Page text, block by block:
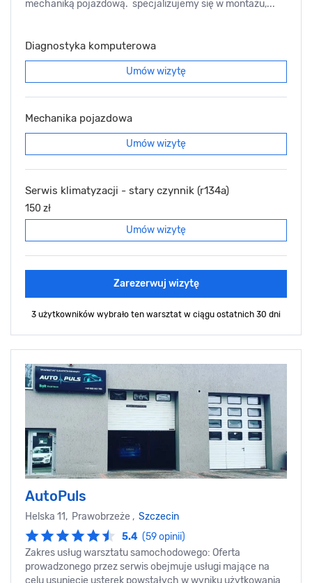
mechaniką pojazdową. specjalizujemy się w montażu,...
Diagnostyka komputerowa
Umów wizytę
Mechanika pojazdowa
Umów wizytę
Serwis klimatyzacji - stary czynnik (r134a)
150 zł
Umów wizytę
Zarezerwuj wizytę
3 użytkowników wybrało ten warsztat w ciągu ostatnich 30 dni
AutoPuls
Helska 11, Prawobrzeże , Szczecin
5.4 (59 opinii)
Zakres usług warsztatu samochodowego: Oferta
prowadzonego przez serwis obejmuje usługi mające na
celu usunięcie usterek powstałych w wyniku użytkowania